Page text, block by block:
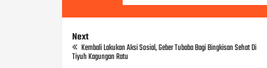
Next
Kembali Lakukan Aksi Sosial, Geber Tubaba Bagi Bingkisan Sehat Di
Tiyuh Kagungan Ratu